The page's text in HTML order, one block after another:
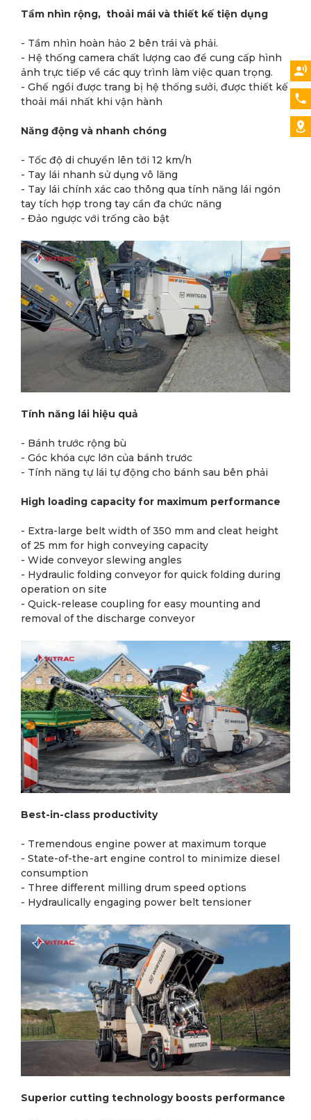
Tầm nhìn rộng, thoải mái và thiết kế tiện dụng
- Tầm nhìn hoàn hảo 2 bên trái và phải.
- Hệ thống camera chất lượng cao để cung cấp hình
ảnh trực tiếp về các quy trình làm việc quan trọng.
- Ghế ngồi được trang bị hệ thống sưởi, được thiết kế
thoải mái nhất khi vận hành
Năng động và nhanh chóng
- Tốc độ di chuyển lên tới 12 km/h
- Tay lái nhanh sử dụng vô lăng
- Tay lái chính xác cao thông qua tính năng lái ngón
tay tích hợp trong tay cần đa chức năng
- Đảo ngược với trống cào bật
Tính năng lái hiệu quả
- Bánh trước rộng bù
- Góc khóa cực lớn của bánh trước
- Tính năng tự lái tự động cho bánh sau bên phải
High loading capacity for maximum performance
- Extra-large belt width of 350 mm and cleat height
of 25 mm for high conveying capacity
- Wide conveyor slewing angles
- Hydraulic folding conveyor for quick folding during
operation on site
- Quick-release coupling for easy mounting and
removal of the discharge conveyor
Best-in-class productivity
- Tremendous engine power at maximum torque
- State-of-the-art engine control to minimize diesel
consumption
- Three different milling drum speed options
- Hydraulically engaging power belt tensioner
Superior cutting technology boosts performance